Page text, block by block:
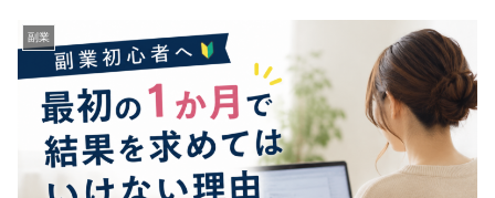
副業